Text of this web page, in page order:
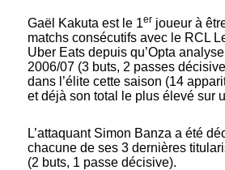
Gaël Kakuta est le 1er joueur à
matchs consécutifs avec le RCL
Uber Eats depuis qu’Opta
2006/07 (3 buts, 2 passes
dans l’élite cette saison (14
et déjà son total le plus élevé sur
L’attaquant Simon Banza a été
chacune de ses 3 dernières
(2 buts, 1 passe décisive).